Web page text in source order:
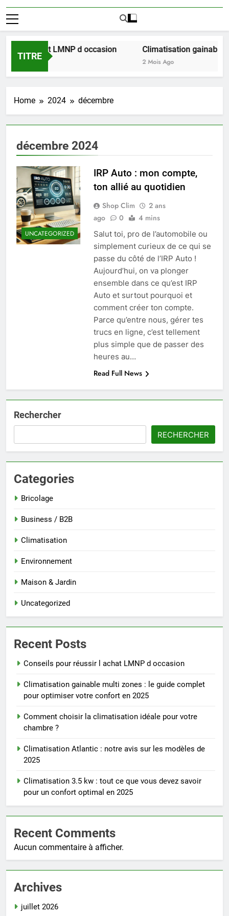
TITRE
l achat LMNP d occasion Climatisation gainable
2 Mois Ago
Home 2024 décembre
décembre 2024
UNCATEGORIZED
IRP Auto : mon compte,
ton allié au quotidien
Shop Clim
2 ans
ago
0 4 mins
Salut toi, pro de l’automobile ou
simplement curieux de ce qui se
passe du côté de l’IRP Auto !
Aujourd’hui, on va plonger
ensemble dans ce qu’est IRP
Auto et surtout pourquoi et
comment créer ton compte.
Parce qu’entre nous, gérer tes
trucs en ligne, c’est tellement
plus simple que de passer des
heures au…
Read Full News
Rechercher
RECHERCHER
Categories
Bricolage
Business / B2B
Climatisation
Environnement
Maison & Jardin
Uncategorized
Recent Posts
Conseils pour réussir l achat LMNP d occasion
Climatisation gainable multi zones : le guide complet
pour optimiser votre confort en 2025
Comment choisir la climatisation idéale pour votre
chambre ?
Climatisation Atlantic : notre avis sur les modèles de
2025
Climatisation 3.5 kw : tout ce que vous devez savoir
pour un confort optimal en 2025
Recent Comments
Aucun commentaire à afficher.
Archives
juillet 2026